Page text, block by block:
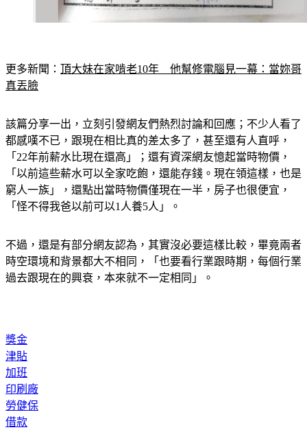
更多新聞： 頂大妹在家啃老10年　他幫修電腦見一幕：當妳哥
真丟臉
該篇分享一出，立刻引發網友們熱烈討論和回應；不少人看了
都感嘆不已，跟現在相比真的差太多了，甚至還有人直呼，
「22年前薪水比現在還高」；還有資深網友憶起當時物價，
「以前這些薪水可以全家吃飽，還能存錢。現在領這樣，也是
窮人一族」，還點出當時物價僅現在一半，房子也很便宜，
「怪不得我爸以前可以1人養5人」。
不過，還是有部分網友認為，其實沒必要這樣比較，畢竟兩者
時空環境和背景都大不相同，「也要看行業跟時期，每個行業
過去跟現在的興衰，本來就不一定相同」。
獎金
津貼
加班
印刷廠
勞健保
借款